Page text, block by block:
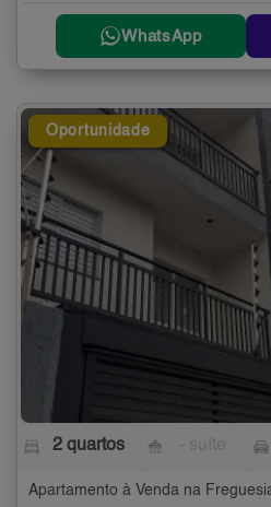
WhatsApp
Oportunidade
2 quartos
Apartamento à Venda na